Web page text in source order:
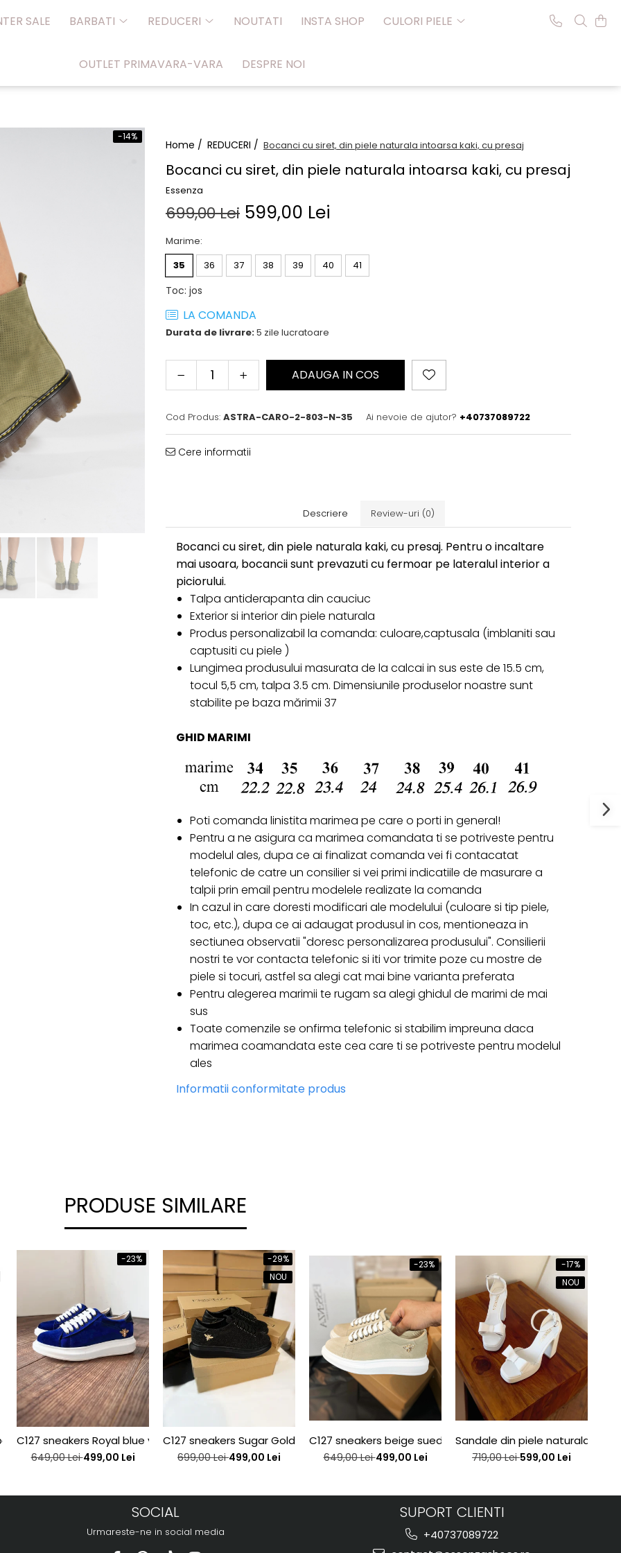
SALE BARBATI REDUCERI NOUTATI INSTA SHOP CULORI PIELE
OUTLET PRIMAVARA-VARA DESPRE NOI
Home / REDUCERI / Bocanci cu siret, din piele naturala intoarsa kaki, cu presaj
Bocanci cu siret, din piele naturala intoarsa kaki, cu presaj
Essenza
-14%
699,00 Lei 599,00 Lei
Marime:
35
36 37 38 39 40 41
Toc: jos
LA COMANDA
Durata de livrare:5 zile lucratoare
ADAUGA IN COS
Cod Produs: ASTRA-CARO-2-803-N-35 Ai nevoie de ajutor? +40737089722
Cere informatii
Descriere Review-uri (0)
Bocanci cu siret, din piele naturala kaki, cu presaj. Pentru o incaltare
mai usoara, bocancii sunt prevazuti cu fermoar pe lateralul interior a
piciorului.
Talpa antiderapanta din cauciuc
Exterior si interior din piele naturala
Produs personalizabil la comanda: culoare,captusala (imblaniti sau
captusiti cu piele )
Lungimea produsului masurata de la calcai in sus este de 15.5 cm,
tocul 5,5 cm, talpa 3.5 cm. Dimensiunile produselor noastre sunt
stabilite pe baza mărimii 37
GHID MARIMI
Poti comanda linistita marimea pe care o porti in general!
Pentru a ne asigura ca marimea comandata ti se potriveste pentru
modelul ales, dupa ce ai finalizat comanda vei fi contacatat
telefonic de catre un consilier si vei primi indicatiile de masurare a
talpii prin email pentru modelele realizate la comanda
In cazul in care doresti modificari ale modelului (culoare si tip piele,
toc, etc.), dupa ce ai adaugat produsul in cos, mentioneaza in
sectiunea observatii "doresc personalizarea produsului". Consilierii
nostri te vor contacta telefonic si iti vor trimite poze cu mostre de
piele si tocuri, astfel sa alegi cat mai bine varianta preferata
Pentru alegerea marimii te rugam sa alegi ghidul de marimi de mai
sus
Toate comenzile se onfirma telefonic si stabilim impreuna daca
marimea coamandata este cea care ti se potriveste pentru modelul
ales
Informatii conformitate produs
PRODUSE SIMILARE
interior, din piele bronz
-23%
C127 sneakers Royal blue velvet bee edititon
649,00 Lei499,00 Lei
-29%
NOU
C127 sneakers Sugar Gold bee edition
699,00 Lei499,00 Lei
-23%
C127 sneakers beige suede bee
649,00 Lei499,00 Lei
-17%
NOU
Sandale din piele naturala alba
719,00 Lei599,00 Lei
SOCIAL
Urmareste-ne in social media
SUPORT CLIENTI
+40737089722